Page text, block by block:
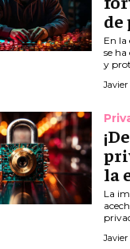
de
En
se
y
Javier
la
La
Javier